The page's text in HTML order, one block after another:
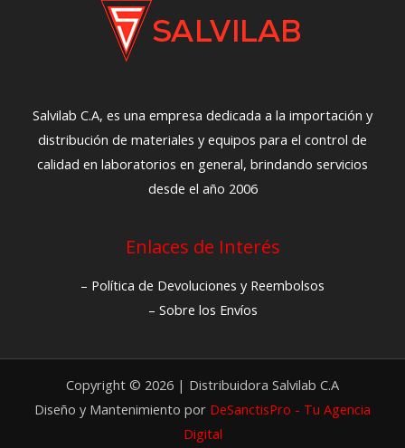
Salvilab C.A, es una empresa dedicada a la importación y
distribución de materiales y equipos para el control de
calidad en laboratorios en general, brindando servicios
desde el año 2006
Enlaces de Interés
– Política de Devoluciones y Reembolsos
– Sobre los Envíos
Copyright © 2026 | Distribuidora Salvilab C.A
Diseño y Mantenimiento por DeSanctisPro - Tu Agencia
Digital